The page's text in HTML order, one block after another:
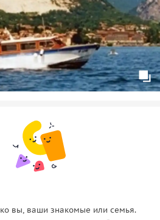
вы, ваши знакомые или семья.